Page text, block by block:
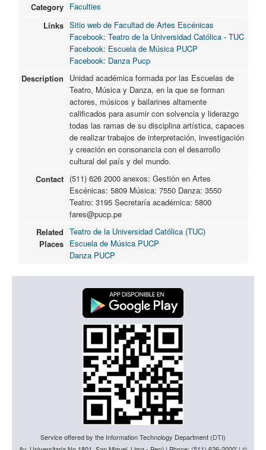
Category Faculties
Links Sitio web de Facultad de Artes Escénicas
Facebook: Teatro de la Universidad Católica - TUC
Facebook: Escuela de Música PUCP
Facebook: Danza Pucp
Description
Unidad académica formada por las Escuelas de
Teatro, Música y Danza, en la que se forman
actores, músicos y bailarines altamente
calificados para asumir con solvencia y liderazgo
todas las ramas de su disciplina artística, capaces
de realizar trabajos de interpretación, investigación
y creación en consonancia con el desarrollo
cultural del país y del mundo.
Contact (511) 626 2000 anexos: Gestión en Artes
Escénicas: 5809 Música: 7550 Danza: 3550
Teatro: 3195 Secretaría académica: 5800
fares@pucp.pe
Related
Places
Teatro de la Universidad Católica (TUC)
Escuela de Música PUCP
Danza PUCP
Service offered by the Information Technology Department (DTI)